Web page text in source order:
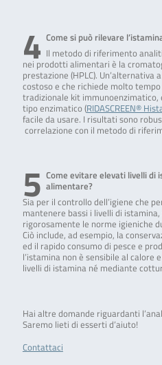
4 Come si può rilevare
Il metodo di riferimento
nei prodotti alimentari è la
prestazione (HPLC).
costoso e che richiede molto
tradizionale kit immunoenzimatico,
tipo enzimatico (RIDASCREEN®
facile da usare. I risultati sono
correlazione con il metodo di
5 Come evitare elevati livelli di
alimentare?
Sia per il controllo dell’igiene che
mantenere bassi i livelli di
rigorosamente le norme igieniche
Ciò include, ad esempio, la
ed il rapido consumo di pesce e
l’istamina non è sensibile al calore
livelli di istamina né mediante
Hai altre domande riguardanti
Saremo lieti di esserti d’aiuto!
Contattaci